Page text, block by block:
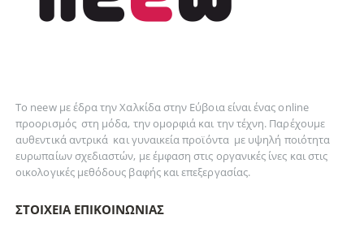
Το neew με έδρα την Xαλκίδα στην Εύβοια είναι ένας online
προορισμός στη μόδα, τηνομορφιά και τηντέχνη. Παρέχουμε
αυθεντικάαντρικά καιγυναικείαπροϊόντα με υψηλή ποιότητα
ευρωπαίων σχεδιαστών, με έμφαση στις οργανικές ίνες και στις
οικολογικές μεθόδους βαφής και επεξεργασίας.
ΣΤΟΙΧΕΊΑ ΕΠΙΚΟΙΝΩΝΊΑΣ